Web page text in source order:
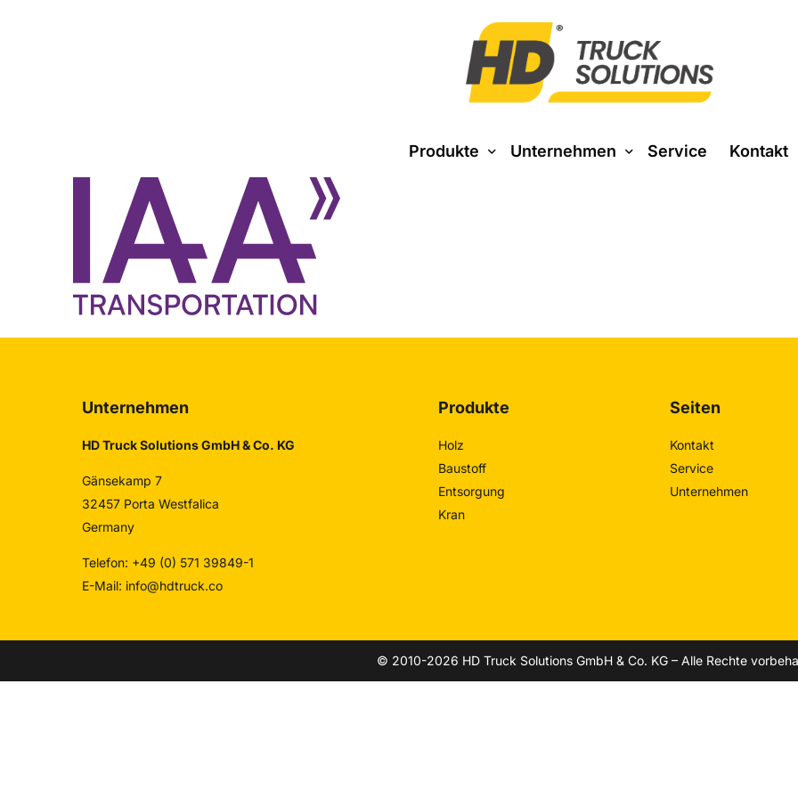
Produkte
Produkte
Unternehmen Service Kontakt
Unternehmen
HD Truck Solutions GmbH & Co. KG
Gänsekamp 7
32457 Porta Westfalica
Germany
Telefon: +49 (0) 571 39849-1
E-Mail: info@hdtruck.co
Produkte
Holz
Baustoff
Entsorgung
Kran
Seiten
Kontakt
Service
Unternehmen
© 2010-2026 HD Truck Solutions GmbH & Co. KG – Alle Rechte